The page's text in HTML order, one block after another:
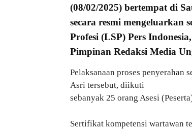
(08/02/2025) bertempat di
secara resmi mengeluarkan
Profesi (LSP) Pers
Pimpinan Redaksi Media
Pelaksanaan proses penyerahan
Asri tersebut, diikuti
sebanyak 25 orang Asesi
Sertifikat kompetensi wartawan